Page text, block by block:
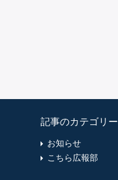
記事のカテゴリー
お知らせ
こちら広報部